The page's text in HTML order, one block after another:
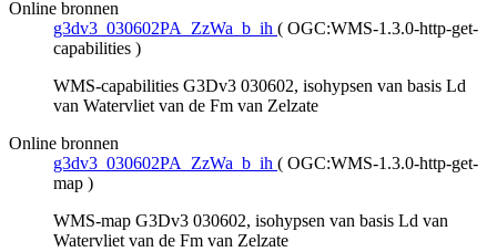
Online bronnen
g3dv3_030602PA_ZzWa_b_ih ( OGC:WMS-1.3.0-http-get-
capabilities )
WMS-capabilities G3Dv3 030602, isohypsen van basis Ld
van Watervliet van de Fm van Zelzate
Online bronnen
g3dv3_030602PA_ZzWa_b_ih ( OGC:WMS-1.3.0-http-get-
map )
WMS-map G3Dv3 030602, isohypsen van basis Ld van
Watervliet van de Fm van Zelzate